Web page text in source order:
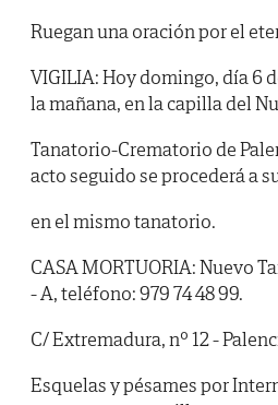
Ruegan una oración por el
VIGILIA: Hoy domingo, día 6
la mañana, en la capilla del
Tanatorio-Crematorio de
acto seguido se procederá a
en el mismo tanatorio.
CASA MORTUORIA: Nuevo
- A, teléfono: 979 74 48 99.
C/ Extremadura, nº 12 -
Esquelas y pésames por